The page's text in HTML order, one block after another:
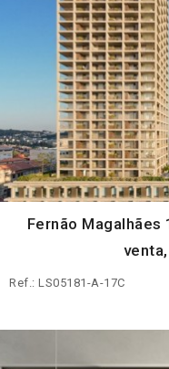
Fernão
Ref.: LS05181-A-17C